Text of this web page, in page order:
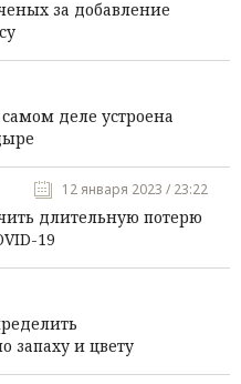
за добавление
деле устроена
12 января 2023 / 23:22
длительную потерю
19
запаху и цвету